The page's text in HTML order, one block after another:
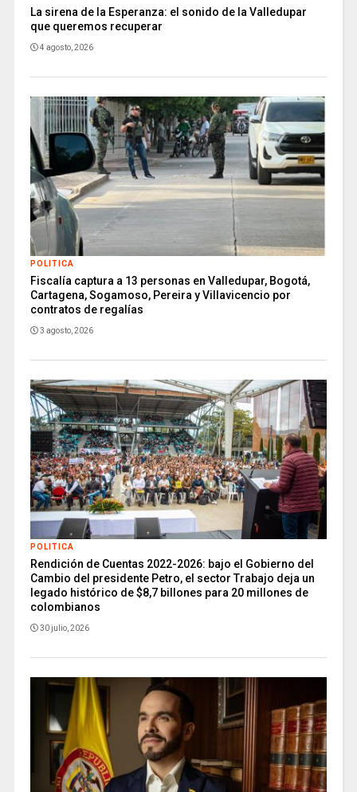
La sirena de la Esperanza: el sonido de la Valledupar
que queremos recuperar
4 agosto, 2026
POLITICA
Fiscalía captura a 13 personas en Valledupar, Bogotá,
Cartagena, Sogamoso, Pereira y Villavicencio por
contratos de regalías
3 agosto, 2026
POLITICA
Rendición de Cuentas 2022-2026: bajo el Gobierno del
Cambio del presidente Petro, el sector Trabajo deja un
legado histórico de $8,7 billones para 20 millones de
colombianos
30 julio, 2026